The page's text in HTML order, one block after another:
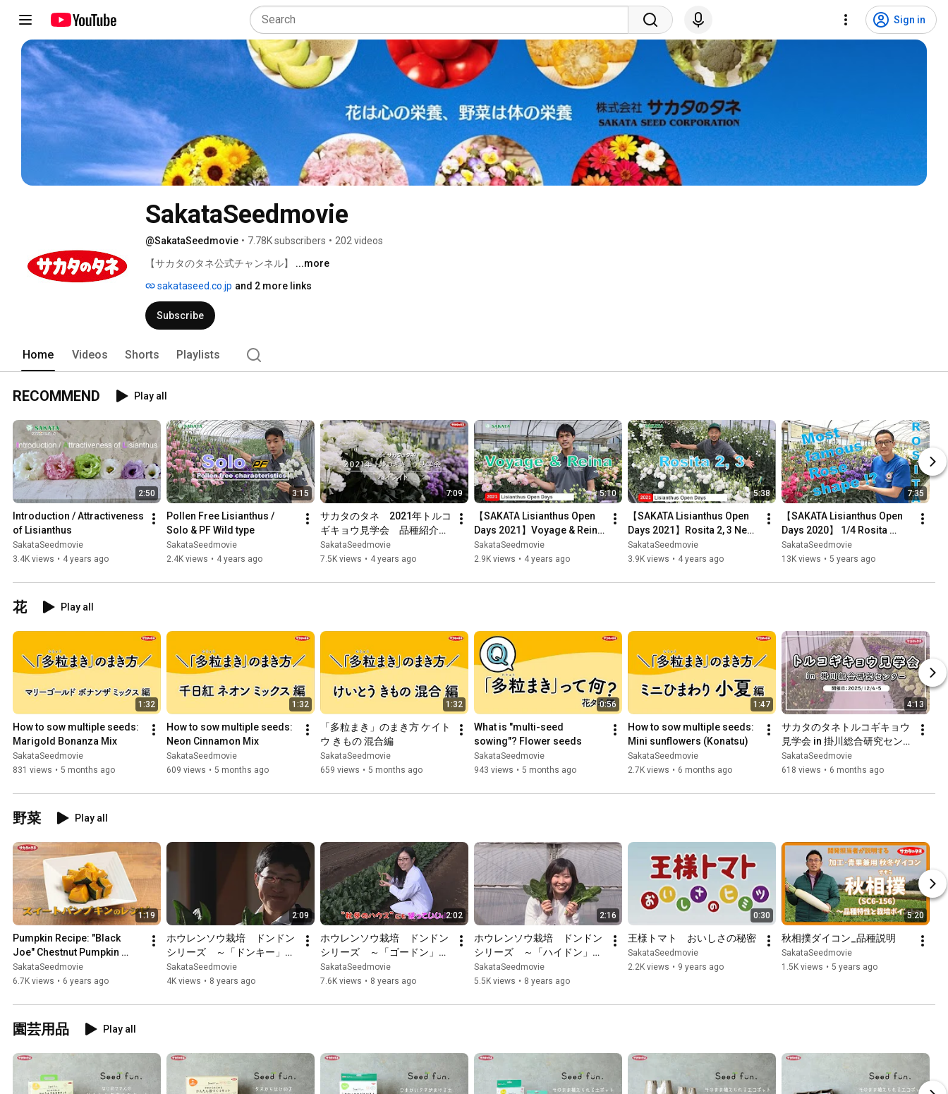
Sign in
SakataSeedmovie
@SakataSeedmovie • 7.78K subscribers • 202 videos
【サカタのタネ公式チャンネル】 ...more
sakataseed.co.jp and 2 more links
Subscribe
Home Videos Shorts Playlists
RECOMMEND Play all
2:50
Introduction / Attractiveness
of Lisianthus
SakataSeedmovie
3.4K views • 4 years ago
3:15
Pollen Free Lisianthus /
Solo & PF Wild type
SakataSeedmovie
2.4K views • 4 years ago
7:09
サカタのタネ　2021年トルコ
ギキョウ見学会　品種紹介ハ
イライト
SakataSeedmovie
7.5K views • 4 years ago
5:10
【SAKATA Lisianthus Open
Days 2021】Voyage & Reina
New varieties in Asia
SakataSeedmovie
2.9K views • 4 years ago
5:38
【SAKATA Lisianthus Open
Days 2021】Rosita 2, 3 New
varieties in Asia
SakataSeedmovie
3.9K views • 4 years ago
7:35
【SAKATA Lisianthus Open
Days 2020】 1/4 Rosita
series
SakataSeedmovie
13K views • 5 years ago
花 Play all
1:32
How to sow multiple seeds:
Marigold Bonanza Mix
SakataSeedmovie
831 views • 5 months ago
1:32
How to sow multiple seeds:
Neon Cinnamon Mix
SakataSeedmovie
609 views • 5 months ago
1:32
「多粒まき」のまき方 ケイト
ウ きもの 混合編
SakataSeedmovie
659 views • 5 months ago
0:56
What is "multi-seed
sowing"? Flower seeds
SakataSeedmovie
943 views • 5 months ago
1:47
How to sow multiple seeds:
Mini sunflowers (Konatsu)
SakataSeedmovie
2.7K views • 6 months ago
4:13
サカタのタネトルコギキョウ
見学会 in 掛川総合研究センタ
ー
SakataSeedmovie
618 views • 6 months ago
野菜 Play all
1:19
Pumpkin Recipe: "Black
Joe" Chestnut Pumpkin
from JA Kitaharuka
SakataSeedmovie
6.7K views • 6 years ago
2:09
ホウレンソウ栽培　ドンドン
シリーズ　～「ドンキー」
野菜ソムリエ編～　品種紹介
SakataSeedmovie
4K views • 8 years ago
2:02
ホウレンソウ栽培　ドンドン
シリーズ　～「ゴードン」
ホウレンソウお姉さん編～
品種紹介
SakataSeedmovie
7.6K views • 8 years ago
2:16
ホウレンソウ栽培　ドンドン
シリーズ　～「ハイドン」
街角レポート編～　品種紹介
SakataSeedmovie
5.5K views • 8 years ago
0:30
王様トマト　おいしさの秘密
SakataSeedmovie
2.2K views • 9 years ago
5:20
秋相撲ダイコン_品種説明
SakataSeedmovie
1.5K views • 5 years ago
園芸用品 Play all